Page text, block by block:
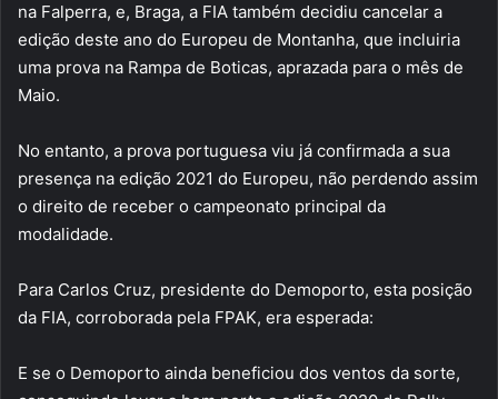
na Falperra, e, Braga, a FIA também decidiu cancelar a
edição deste ano do Europeu de Montanha, que incluiria
uma prova na Rampa de Boticas, aprazada para o mês de
Maio.
No entanto, a prova portuguesa viu já confirmada a sua
presença na edição 2021 do Europeu, não perdendo assim
o direito de receber o campeonato principal da
modalidade.
Para Carlos Cruz, presidente do Demoporto, esta posição
da FIA, corroborada pela FPAK, era esperada:
E se o Demoporto ainda beneficiou dos ventos da sorte,